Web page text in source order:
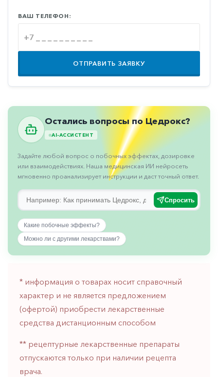
Противогрибковые
Противоопухолевые
Противоподагрические
Противорвотные
Пульмонология
Сосудистые
Тромбозы
Урология
Ухо-
горло-
нос
Хирургия
железа
ВАШ ТЕЛЕФОН:
ОТПРАВИТЬ ЗАЯВКУ
Остались вопросы по Цедрокс?
AI-АССИСТЕНТ
Задайте любой вопрос о побочных эффектах, дозировке
или взаимодействиях. Наша медицинская ИИ нейросеть
мгновенно проанализирует инструкции и даст точный ответ.
Спросить
Какие побочные эффекты?
Можно ли с другими лекарствами?
* информация о товарах носит справочный
характер и не является предложением
(офертой) приобрести лекарственные
средства дистанционным способом
** рецептурные лекарственные препараты
отпускаются только при наличии рецепта
врача.